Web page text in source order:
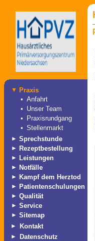
▼ Praxis
• Anfahrt
• Unser Team
•
Praxisrundgang
• Stellenmarkt
► Sprechstunde
► Rezeptbestellung
► Leistungen
► Notfälle
► Kampf dem Herztod
► Patientenschulungen
► Qualität
► Service
► Sitemap
► Kontakt
► Datenschutz